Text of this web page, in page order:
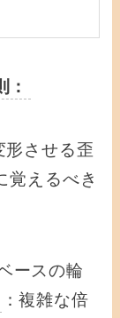
：
形させる歪
覚えるべき
ースの輪
：複雑な倍